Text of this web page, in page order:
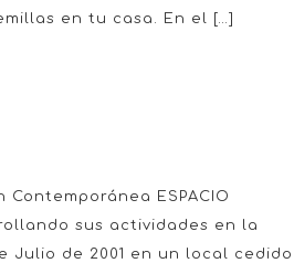
en tu casa. En el […]
ESPACIO
sus actividades en la
Julio de 2001 en un local cedido